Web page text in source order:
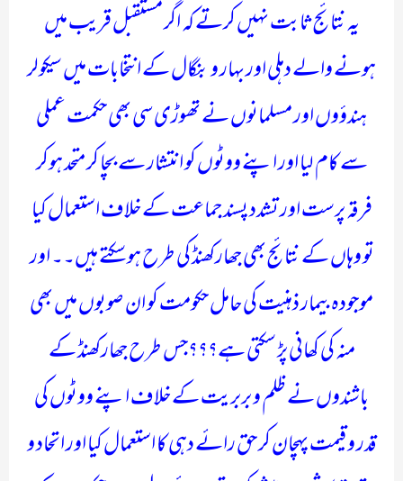
یہ نتائج ثابت نہیں کرتے کہ اگر مستقبل قریب میں
ہونے والے دہلی اور بہار و بنگال کے انتخابات میں سیکولر
ہندؤوں اور مسلمانوں نے تھوڑی سی بھی حکمت عملی
سے کام لیا اور اپنے ووٹوں کو انتشار سے بچا کر متحد ہوکر
فرقہ پرست اور تشدد پسند جماعت کے خلاف استعمال کیا
تو وہاں کے نتائج بھی جھارکھنڈ کی طرح ہو سکتے ہیں۔۔ اور
موجودہ بیمار ذہنیت کی حامل حکومت کو ان صوبوں میں بھی
منہ کی کھانی پڑ سکتی ہے؟؟؟جس طرح جھارکھنڈ کے
باشندوں نے ظلم و بربریت کے خلاف اپنے ووٹوں کی
قدر و قیمت پہچان کر حق رائے دہی کا استعمال کیا اور اتحاد و